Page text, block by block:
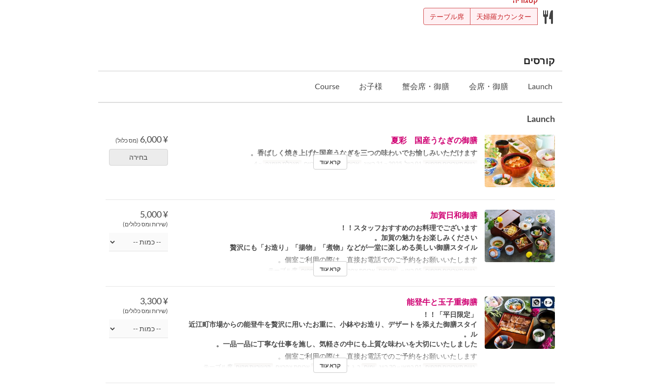
天婦羅カウンター
テーブル席
קורסים
Launch
会席・御膳
蟹会席・御膳
お子様
Course
Launch
¥ 6,000
(מס כלול)
בחירה
夏彩 国産うなぎの御膳
香ばしく焼き上げた国産うなぎを三つの味わいでお愉しみいただけます。
טווח תאריכים תקפים ארוחות ארוחת צהריים מגבלת הזמנה קרא עוד
¥ 5,000
(שירות ומס כלולים)
加賀日和御膳
スタッフおすすめのお料理でございます！！
加賀の魅力をお楽しみください。
贅沢にも「お造り」「揚物」「煮物」などが一堂に楽しめる美しい御膳スタイル
個室ご利用の際は、直接お電話でのご予約をお願いいたします。
טווח תאריכים תקפים ארוחות ארוחת צהריים קטגוריית מקום
קרא עוד
¥ 3,300
(שירות ומס כלולים)
能登牛と玉子重御膳
「平日限定」！！
近江町市場からの能登牛を贅沢に用いたお重に、小鉢やお造り、デザートを添えた御膳スタイ
ル。
一品一品に丁寧な仕事を施し、気軽さの中にも上質な味わいを大切にいたしました。
個室ご利用の際は、直接お電話でのご予約をお願いいたします。
טווח תאריכים תקפים ימים ב, ג, ד, ה, ו ארוחות ארוחת צהריים קטגוריית מקום קרא עוד